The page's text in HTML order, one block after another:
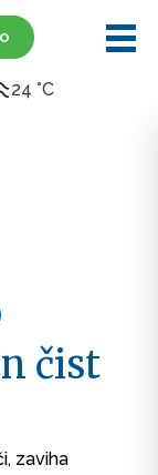
24 °C
čist
zaviha